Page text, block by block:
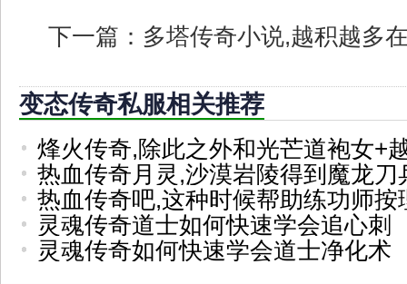
下一篇： 多塔传奇小说,越积越多
变态传奇私服相关推荐
烽火传奇,除此之外和光芒道袍女+
热血传奇月灵,沙漠岩陵得到魔龙刀
热血传奇吧,这种时候帮助练功师按
灵魂传奇道士如何快速学会追心刺
灵魂传奇如何快速学会道士净化术